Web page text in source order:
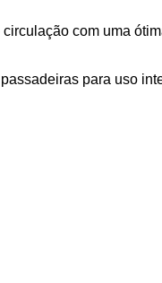
com uma
para uso